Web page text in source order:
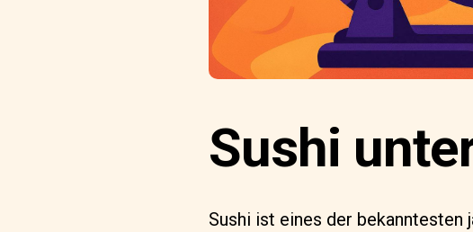
Sushi
Sushi ist eines der bekanntesten